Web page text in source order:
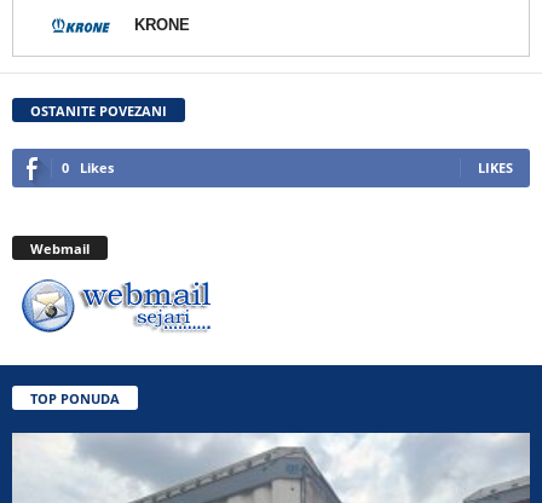
KRONE
OSTANITE POVEZANI
0 Likes LIKES
Webmail
TOP PONUDA